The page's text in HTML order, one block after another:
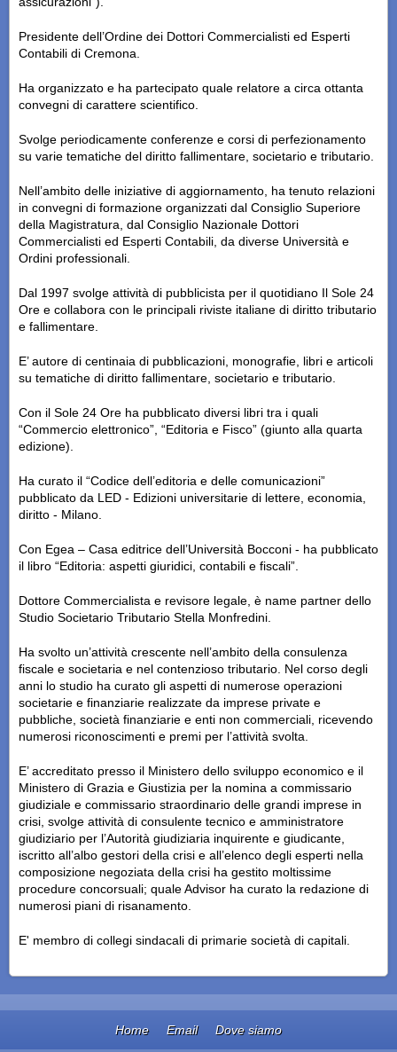
Presidente dell’Ordine dei Dottori Commercialisti ed Esperti
Contabili di Cremona.
Ha organizzato e ha partecipato quale relatore a circa ottanta
convegni di carattere scientifico.
Svolge periodicamente conferenze e corsi di perfezionamento
su varie tematiche del diritto fallimentare, societario e tributario.
Nell’ambito delle iniziative di aggiornamento, ha tenuto relazioni
in convegni di formazione organizzati dal Consiglio Superiore
della Magistratura, dal Consiglio Nazionale Dottori
Commercialisti ed Esperti Contabili, da diverse Università e
Ordini professionali.
Dal 1997 svolge attività di pubblicista per il quotidiano Il Sole 24
Ore e collabora con le principali riviste italiane di diritto tributario
e fallimentare.
E’ autore di centinaia di pubblicazioni, monografie, libri e articoli
su tematiche di diritto fallimentare, societario e tributario.
Con il Sole 24 Ore ha pubblicato diversi libri tra i quali
“Commercio elettronico”, “Editoria e Fisco” (giunto alla quarta
edizione).
Ha curato il “Codice dell’editoria e delle comunicazioni”
pubblicato da LED - Edizioni universitarie di lettere, economia,
diritto - Milano.
Con Egea – Casa editrice dell’Università Bocconi - ha pubblicato
il libro “Editoria: aspetti giuridici, contabili e fiscali”.
Dottore Commercialista e revisore legale, è name partner dello
Studio Societario Tributario Stella Monfredini.
Ha svolto un’attività crescente nell’ambito della consulenza
fiscale e societaria e nel contenzioso tributario. Nel corso degli
anni lo studio ha curato gli aspetti di numerose operazioni
societarie e finanziarie realizzate da imprese private e
pubbliche, società finanziarie e enti non commerciali, ricevendo
numerosi riconoscimenti e premi per l’attività svolta.
E’ accreditato presso il Ministero dello sviluppo economico e il
Ministero di Grazia e Giustizia per la nomina a commissario
giudiziale e commissario straordinario delle grandi imprese in
crisi, svolge attività di consulente tecnico e amministratore
giudiziario per l’Autorità giudiziaria inquirente e giudicante,
iscritto all’albo gestori della crisi e all’elenco degli esperti nella
composizione negoziata della crisi ha gestito moltissime
procedure concorsuali; quale Advisor ha curato la redazione di
numerosi piani di risanamento.
E' membro di collegi sindacali di primarie società di capitali.
Home Email Dove siamo